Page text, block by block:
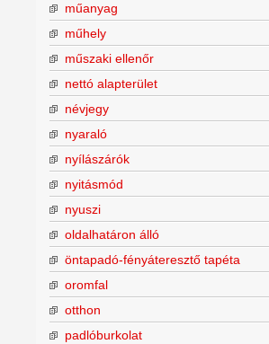
műanyag
műhely
műszaki ellenőr
nettó alapterület
névjegy
nyaraló
nyílászárók
nyitásmód
nyuszi
oldalhatáron álló
öntapadó-fényáteresztő tapéta
oromfal
otthon
padlóburkolat